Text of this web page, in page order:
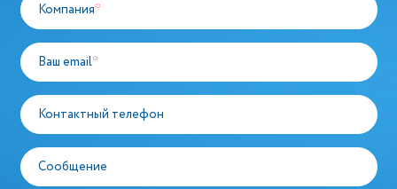
Компания*
Ваш email*
Контактный телефон
Сообщение